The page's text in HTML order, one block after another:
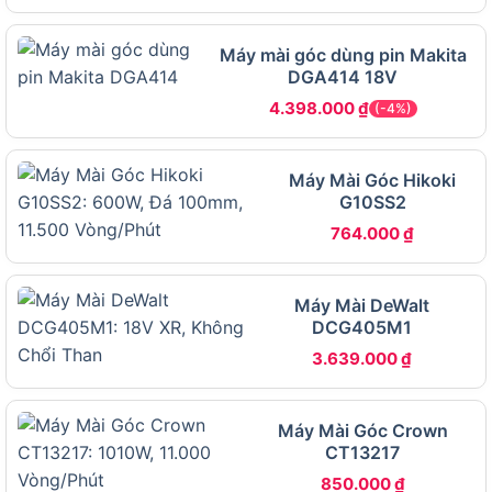
tay phổ thông tại Việt Nam.
–Model: TG513326 – mã định danh chính xác cho
phiên bản máy mài khuôn mini này.
–Dòng sản phẩm: máy mài khuôn mini, không
thuộc nhóm máy mài góc hay máy mài khuôn
công suất lớn.
–Điện áp : 220–240V~50/60Hz, tương thích lưới
điện dân dụng Việt Nam.
–Đặc trưng: thiết kế nhỏ gọn cầm tay, có núm
chỉnh tốc, dùng đầu phụ kiện đường kính nhỏ.
–Lưu ý nhận diện: không nên nhầm TG513326 với
máy mài góc dùng đĩa lớn hoặc máy mài khuôn
công suất lớn dành cho xưởng cơ khí nặng.
Máy mài góc dùng pin Makita
DGA414 18V
4.398.000₫ (-4%)
Máy Mài Góc Hikoki
G10SS2
764.000₫
Máy Mài DeWalt
DCG405M1
3.639.000₫
Máy Mài Góc Crown
CT13217
850.000₫